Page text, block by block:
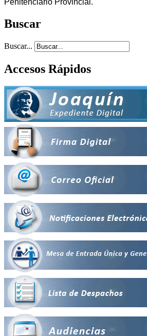
Buscar
Buscar...
Accesos Rápidos